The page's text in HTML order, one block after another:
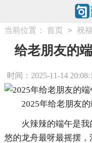
当前位置： 首页 > 祝
给老朋友的
时间：2025-11-14
2025年给老朋友
火辣辣的端午是
悠的龙舟最呀最摇摆